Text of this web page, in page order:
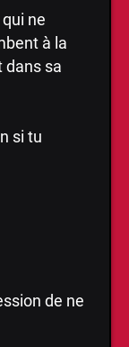
ne
à la
dans sa
si tu
de ne